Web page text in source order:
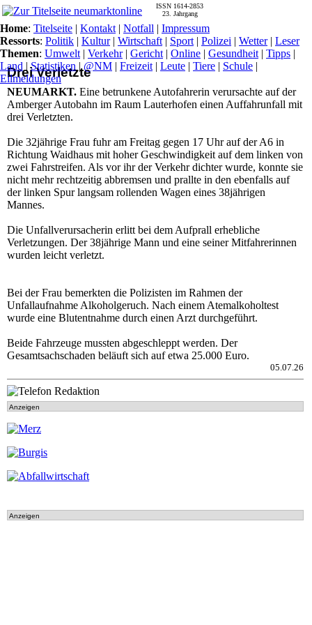
Drei Verletzte
NEUMARKT. Eine betrunkene Autofahrerin verursachte auf der
Amberger Autobahn im Raum Lauterhofen einen Auffahrunfall mit
drei Verletzten.
Die 32jährige Frau fuhr am Freitag gegen 17 Uhr auf der A6 in
Richtung Waidhaus mit hoher Geschwindigkeit auf dem linken von
zwei Fahrstreifen. Als vor ihr der Verkehr dichter wurde, konnte sie
nicht mehr rechtzeitig abbremsen und prallte in den ebenfalls auf
der linken Spur langsam rollenden Wagen eines 38jährigen
Mannes.
Die Unfallverursacherin erlitt bei dem Aufprall erhebliche
Verletzungen. Der 38jährige Mann und eine seiner Mitfahrerinnen
wurden leicht verletzt.
Bei der Frau bemerkten die Polizisten im Rahmen der
Unfallaufnahme Alkoholgeruch. Nach einem Atemalkoholtest
wurde eine Blutentnahme durch einen Arzt durchgeführt.
Beide Fahrzeuge mussten abgeschleppt werden. Der
Gesamtsachschaden beläuft sich auf etwa 25.000 Euro.
05.07.26
Anzeigen
Anzeigen
ISSN 1614-2853
23. Jahrgang
Home: Titelseite | Kontakt | Notfall | Impressum
Ressorts: Politik | Kultur| Wirtschaft | Sport | Polizei | Wetter| Leser
Themen: Umwelt | Verkehr| Gericht | Online | Gesundheit | Tipps |
Land |Statistiken |@NM | Freizeit | Leute | Tiere | Schule |
Eilmeldungen